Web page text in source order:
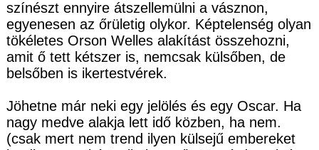
színészt ennyire átszellemülni a vásznon,
egyenesen az őrületig olykor. Képtelenség olyan
tökéletes Orson Welles alakítást összehozni,
amit ő tett kétszer is, nemcsak külsőben, de
belsőben is ikertestvérek.
Jöhetne már neki egy jelölés és egy Oscar. Ha
nagy medve alakja lett idő közben, ha nem.
(csak mert nem trend ilyen külsejű embereket